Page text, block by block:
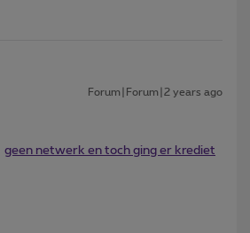
Forum|Forum|2 years ago
geen netwerk en toch ging er krediet